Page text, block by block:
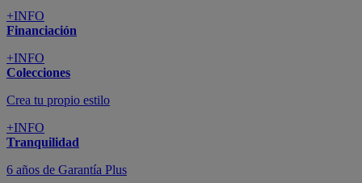
+INFO
Financiación
+INFO
Colecciones
Crea tu propio estilo
+INFO
Tranquilidad
6 años de Garantía Plus